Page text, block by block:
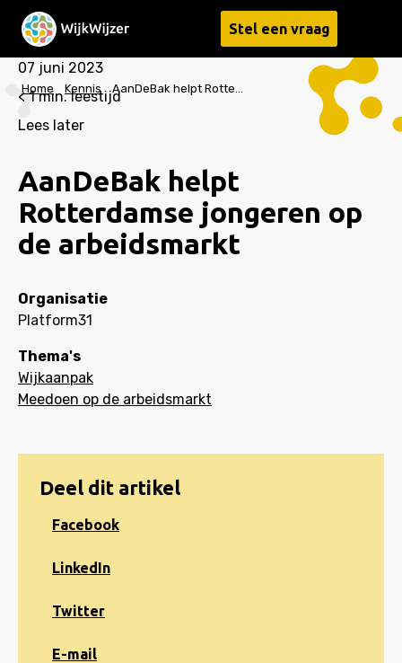
Stel een vraag
Home Kennis AanDeBak helpt Rotterdamse jongeren op de arbeidsmarkt
07 juni 2023
< 1 min. leestijd
Lees later
AanDeBak helpt
Rotterdamse jongeren op
de arbeidsmarkt
Organisatie
Platform31
Thema's
Wijkaanpak
Meedoen op de arbeidsmarkt
Deel dit artikel
Share
Facebook
Facebook
Share
LinkedIn
LinkedIn
Share
Twitter
Twitter
Share
E-mail